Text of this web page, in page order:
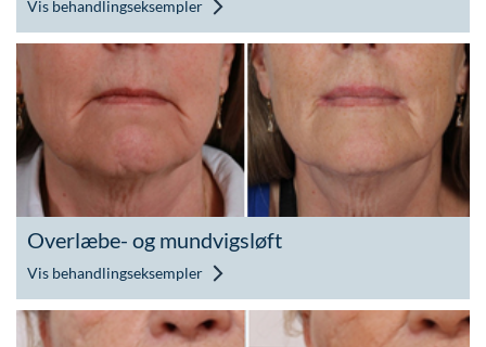
Vis behandlingseksempler
Overlæbe- og mundvigsløft
Vis behandlingseksempler